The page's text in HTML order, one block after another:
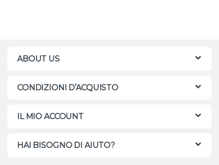
ABOUT US
CONDIZIONI D’ACQUISTO
IL MIO ACCOUNT
HAI BISOGNO DI AIUTO?